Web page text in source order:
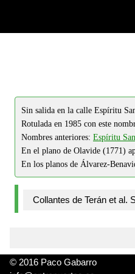
Sin salida en la calle Espíritu
Rotulada en 1985 con este
Nombres anteriores: Espíritu
En el plano de Olavide (1771)
En los planos de Álvarez-
© 2016 Paco Gabarro